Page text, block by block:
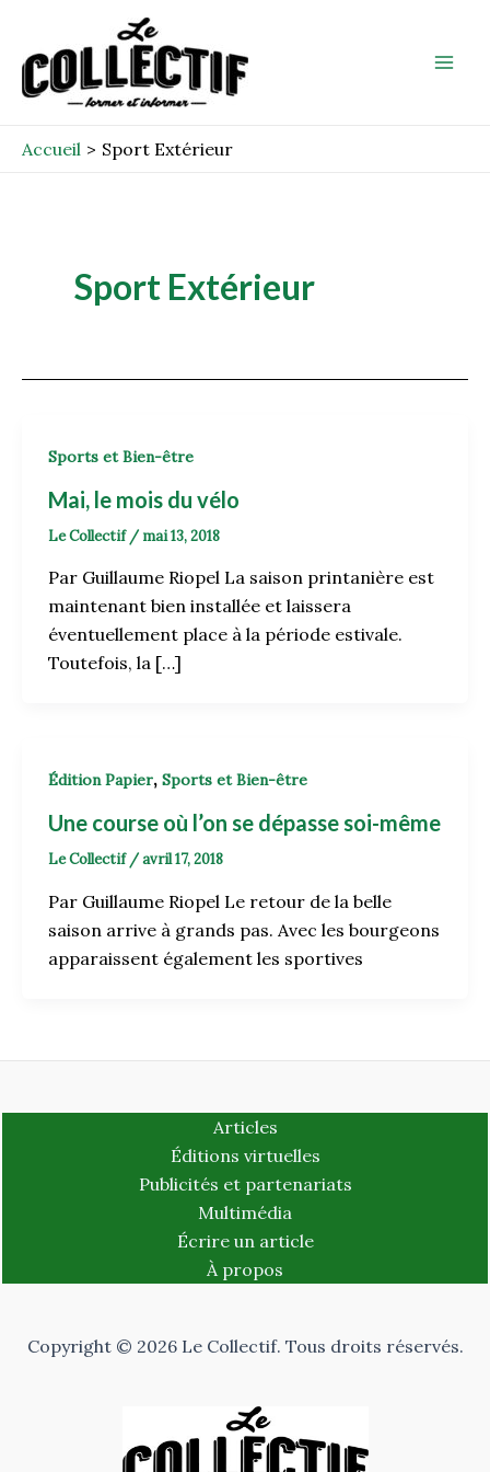
contenu
Accueil Sport Extérieur
Sport Extérieur
Sports et Bien-être
Mai, le mois du vélo
Le Collectif / mai 13, 2018
Par Guillaume Riopel La saison printanière est
maintenant bien installée et laissera
éventuellement place à la période estivale.
Toutefois, la […]
Édition Papier, Sports et Bien-être
Une course où l’on se dépasse soi-même
Le Collectif /avril 17, 2018
Par Guillaume Riopel Le retour de la belle
saison arrive à grands pas. Avec les bourgeons
apparaissent également les sportives
Articles
Éditions virtuelles
Publicités et partenariats
Multimédia
Écrire un article
À propos
Copyright © 2026 Le Collectif. Tous droits réservés.